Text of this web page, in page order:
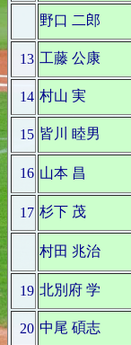
野口 二郎
13 工藤 公康
14 村山 実
15 皆川 睦男
16 山本 昌
17 杉下 茂
村田 兆治
19 北別府 学
20 中尾 碩志